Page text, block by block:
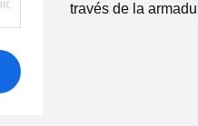
través de la